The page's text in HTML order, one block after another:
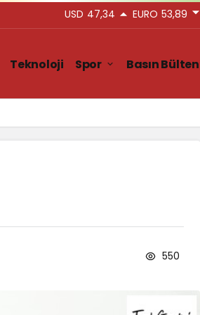
USD 47,34 EURO 53,89
Teknoloji Spor Basın
550